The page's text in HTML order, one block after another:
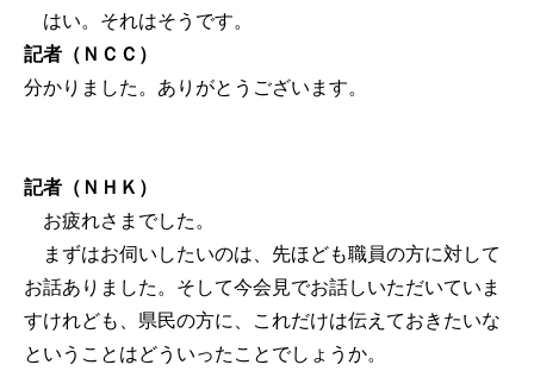
はい。それはそうです。
記者（ＮＣＣ）
分かりました。ありがとうございます。
記者（ＮＨＫ）
お疲れさまでした。
まずはお伺いしたいのは、先ほども職員の方に対して
お話ありました。そして今会見でお話しいただいていま
すけれども、県民の方に、これだけは伝えておきたいな
ということはどういったことでしょうか。